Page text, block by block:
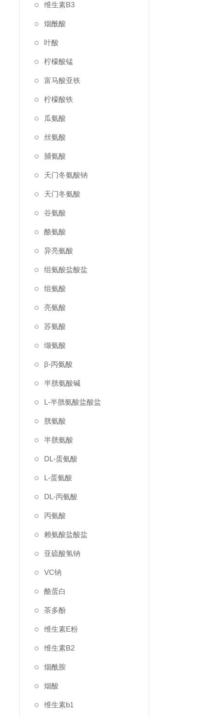
维生素B3
烟酰酸
叶酸
柠檬酸锰
富马酸亚铁
柠檬酸铁
瓜氨酸
丝氨酸
脯氨酸
天门冬氨酸钠
天门冬氨酸
谷氨酸
酪氨酸
异亮氨酸
组氨酸盐酸盐
组氨酸
亮氨酸
苏氨酸
缬氨酸
β-丙氨酸
半胱氨酸碱
L-半胱氨酸盐酸盐
胱氨酸
半胱氨酸
DL-蛋氨酸
L-蛋氨酸
DL-丙氨酸
丙氨酸
赖氨酸盐酸盐
亚硫酸氢钠
VC钠
酪蛋白
茶多酚
维生素E粉
维生素B2
烟酰胺
烟酸
维生素b1